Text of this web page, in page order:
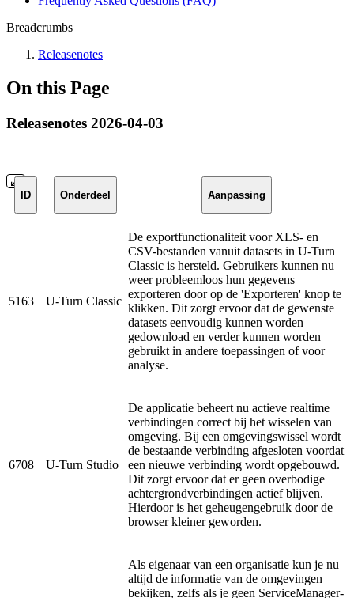
Breadcrumbs
Releasenotes
On this Page
Releasenotes 2026-04-03
ID Onderdeel Aanpassing
5163 U-Turn Classic
De exportfunctionaliteit voor XLS- en
CSV-bestanden vanuit datasets in U-Turn
Classic is hersteld. Gebruikers kunnen nu
weer probleemloos hun gegevens
exporteren door op de 'Exporteren' knop te
klikken. Dit zorgt ervoor dat de gewenste
datasets eenvoudig kunnen worden
gedownload en verder kunnen worden
gebruikt in andere toepassingen of voor
analyse.
6708 U-Turn Studio
De applicatie beheert nu actieve realtime
verbindingen correct bij het wisselen van
omgeving. Bij een omgevingswissel wordt
de bestaande verbinding afgesloten voordat
een nieuwe verbinding wordt opgebouwd.
Dit zorgt ervoor dat er geen overbodige
achtergrondverbindingen actief blijven.
Hierdoor is het geheugengebruik door de
browser kleiner geworden.
Als eigenaar van een organisatie kun je nu
altijd de informatie van de omgevingen
bekijken, zelfs als je geen ServiceManager-